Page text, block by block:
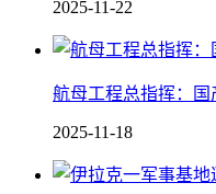
2025-11-22
航母工程总指挥：
2025-11-18